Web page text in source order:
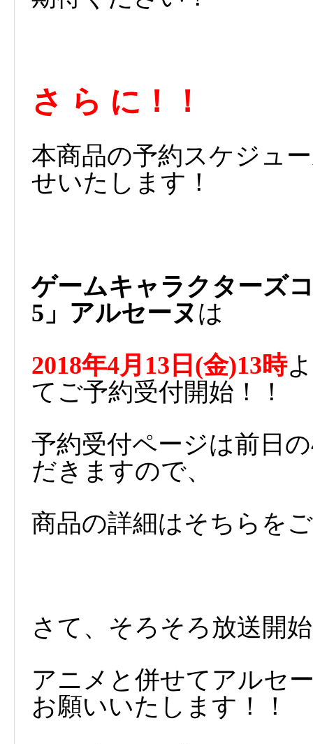
さ ら に！！
本商品の予約スケジュ
せいたします！
ゲームキャラクターズ
5」アルセーヌ は
2018年4月13日(金)13時
てご予約受付開始！！
予約受付ページは前日
だきますので、
商品の詳細はそちらを
さて、そろそろ放送開
アニメと併せてアルセ
お願いいたします！！